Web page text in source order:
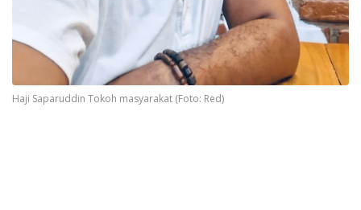
Haji Saparuddin Tokoh masyarakat (Foto: Red)